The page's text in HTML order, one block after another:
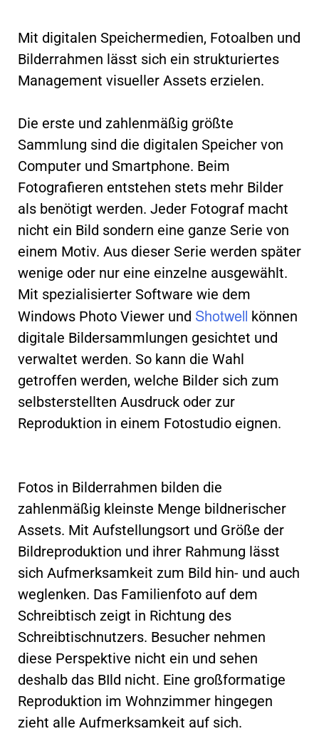
Mit digitalen Speichermedien, Fotoalben und
Bilderrahmen lässt sich ein strukturiertes
Management visueller Assets erzielen.
Die erste und zahlenmäßig größte
Sammlung sind die digitalen Speicher von
Computer und Smartphone. Beim
Fotografieren entstehen stets mehr Bilder
als benötigt werden. Jeder Fotograf macht
nicht ein Bild sondern eine ganze Serie von
einem Motiv. Aus dieser Serie werden später
wenige oder nur eine einzelne ausgewählt.
Mit spezialisierter Software wie dem
Windows Photo Viewer und Shotwell können
digitale Bildersammlungen gesichtet und
verwaltet werden. So kann die Wahl
getroffen werden, welche Bilder sich zum
selbsterstellten Ausdruck oder zur
Reproduktion in einem Fotostudio eignen.
Fotos in Bilderrahmen bilden die
zahlenmäßig kleinste Menge bildnerischer
Assets. Mit Aufstellungsort und Größe der
Bildreproduktion und ihrer Rahmung lässt
sich Aufmerksamkeit zum Bild hin- und auch
weglenken. Das Familienfoto auf dem
Schreibtisch zeigt in Richtung des
Schreibtischnutzers. Besucher nehmen
diese Perspektive nicht ein und sehen
deshalb das BIld nicht. Eine großformatige
Reproduktion im Wohnzimmer hingegen
zieht alle Aufmerksamkeit auf sich.